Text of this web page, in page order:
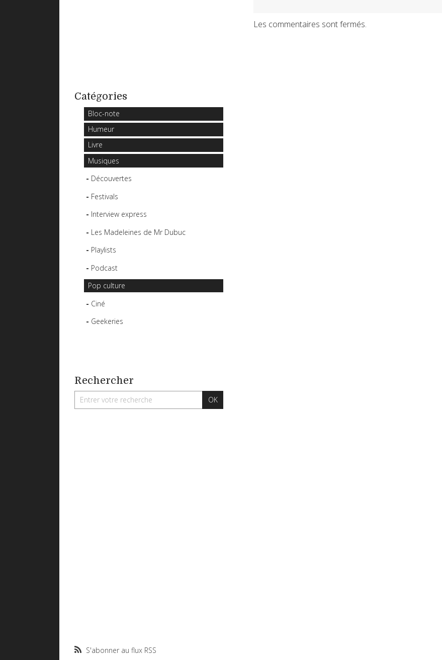
Catégories
Bloc-note
Humeur
Livre
Musiques
Découvertes
Festivals
Interview express
Les Madeleines de Mr Dubuc
Playlists
Podcast
Pop culture
Ciné
Geekeries
Rechercher
S'abonner au flux RSS
Les commentaires sont fermés.